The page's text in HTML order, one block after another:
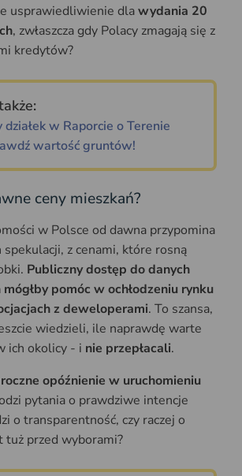
usprawiedliwienie dlawydania 20
, zwłaszcza gdy Polacy zmagają się z
kredytów?
działek w Raporcie o Terenie
wartość gruntów!
ceny mieszkań?
w Polsce od dawna przypomina
z cenami, które rosną
Publiczny dostęp do danych
pomóc w ochłodzeniu rynku
z deweloperami. To szansa,
wiedzieli, ile naprawdę warte
ich okolicy - i nie przepłacali.
opóźnienie w uruchomieniu
pytania o prawdziwe intencje
o transparentność, czy raczej o
tuż przed wyborami?